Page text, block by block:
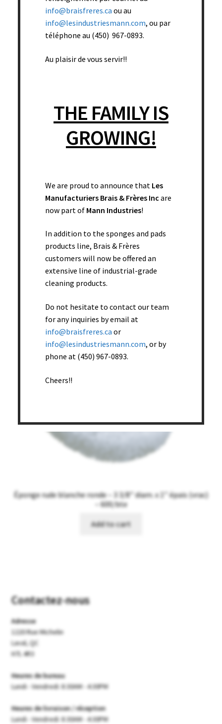
Laine d’acier inoxydable 35g pqt de 12 – 12 pqt/boîte
Read more
Éponge soins du visage (pqt12) – 36 pqt/bte
Read more
Éponge rude blanche ronde – 3 3/8’’ diam. x 1’’ épais (vrac)
– 600/bte
Add to cart
Contactez-nous
Adresse
1220 Rue Michelin
Laval, QC
H7L 4R3
Heures de bureau
Lundi - Vendredi: 8:30AM - 4:30PM
Heures de livraison / réception
Lundi - Vendredi: 8:30AM - 4:30PM
info@braisfreres.ca ou au
info@lesindustriesmann.com, ou par
téléphone au (450) 967-0893.
Au plaisir de vous servir!!
THE FAMILY IS
GROWING!
We are proud to announce that Les
Manufacturiers Brais & Frères Inc are
now part of Mann Industries!
In addition to the sponges and pads
products line, Brais & Frères
customers will now be offered an
extensive line of industrial-grade
cleaning products.
Do not hesitate to contact our team
for any inquiries by email at
info@braisfreres.ca or
info@lesindustriesmann.com, or by
phone at (450) 967-0893.
Cheers!!